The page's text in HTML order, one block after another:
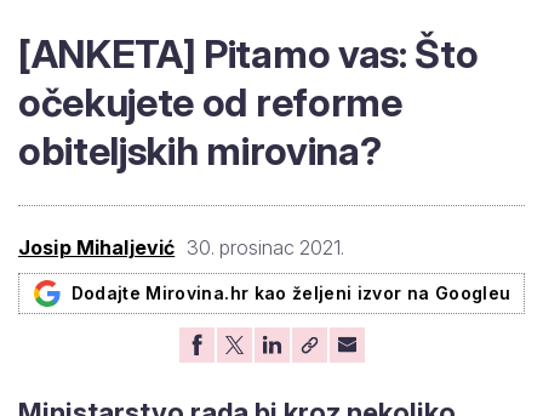
[ANKETA] Pitamo vas: Što
očekujete od reforme
obiteljskih mirovina?
Josip Mihaljević 30. prosinac 2021.
Dodajte Mirovina.hr kao željeni izvor na Googleu